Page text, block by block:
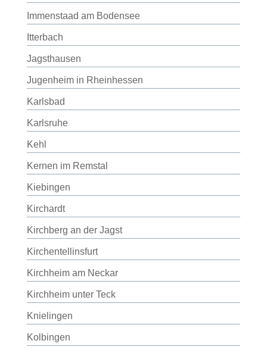
Immenstaad am Bodensee
Itterbach
Jagsthausen
Jugenheim in Rheinhessen
Karlsbad
Karlsruhe
Kehl
Kernen im Remstal
Kiebingen
Kirchardt
Kirchberg an der Jagst
Kirchentellinsfurt
Kirchheim am Neckar
Kirchheim unter Teck
Knielingen
Kolbingen